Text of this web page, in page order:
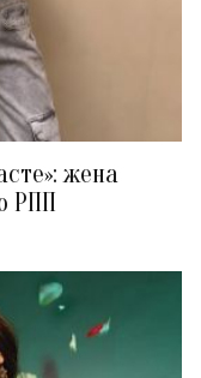
жена
РПП